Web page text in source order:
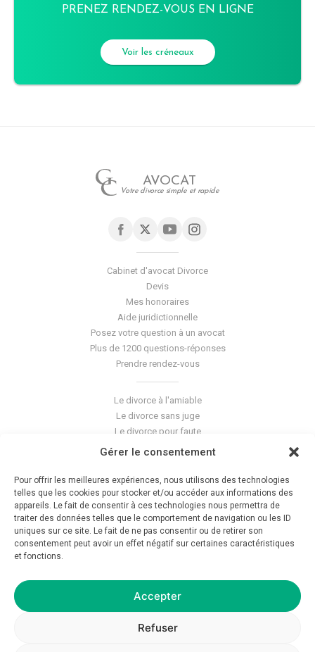
Gérer le consentement
Pour offrir les meilleures expériences, nous utilisons des technologies
telles que les cookies pour stocker et/ou accéder aux informations des
appareils. Le fait de consentir à ces technologies nous permettra de
traiter des données telles que le comportement de navigation ou les ID
uniques sur ce site. Le fait de ne pas consentir ou de retirer son
consentement peut avoir un effet négatif sur certaines caractéristiques
et fonctions.
Accepter
Refuser
PRENEZ RENDEZ-VOUS EN LIGNE
Voir les créneaux
AVOCAT
Votre divorce simple et rapide
Cabinet d'avocat Divorce
Devis
Mes honoraires
Aide juridictionnelle
Posez votre question à un avocat
Plus de 1200 questions-réponses
Prendre rendez-vous
Le divorce à l'amiable
Le divorce sans juge
Le divorce pour faute
Le divorce accepté
La séparation de corps
Les violences conjugales
Le blog du cabinet
Glossaire
Déontologie
Politique de confidentialité